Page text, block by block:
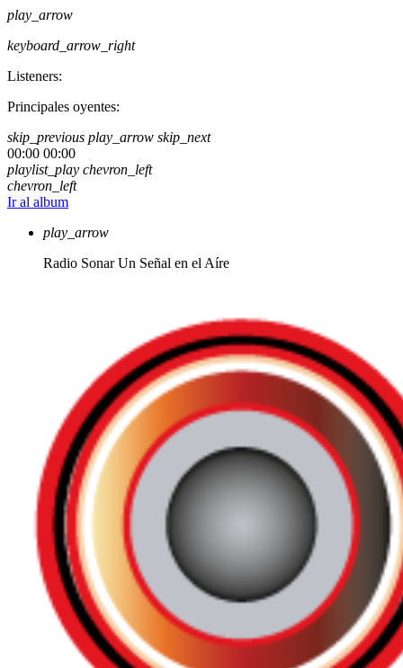
play_arrow
keyboard_arrow_right
Listeners:
Principales oyentes:
skip_previous play_arrow skip_next
00:00 00:00
playlist_play chevron_left
chevron_left
Ir al album
play_arrow
Radio Sonar Un Señal en el Aíre